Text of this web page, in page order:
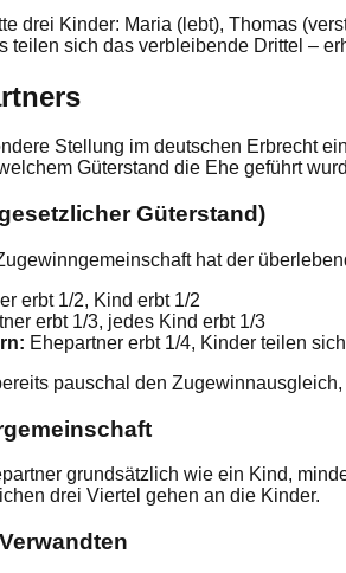
drei Kinder: Maria (lebt), Thomas
teilen sich das verbleibende Drittel –
Stellung im deutschen Erbrecht
Güterstand die Ehe geführt
Güterstand)
hat der
erbt 1/2, Kind erbt 1/2
erbt 1/3, jedes Kind erbt 1/3
Ehepartner erbt 1/4, Kinder teilen
pauschal den
grundsätzlich wie ein Kind,
drei Viertel gehen an die Kinder.